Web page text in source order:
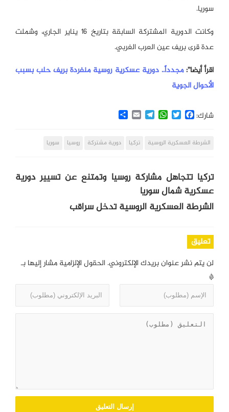
سوريا.
وكانت الدورية المشتركة السابقة بتاريخ 16 يناير الجاري، وشملت
عدة قرى بريف عين العرب الغربي.
اقرأ أيضا”:مجدداً.. دورية عسكرية روسية منفردة بريف حلب بسبب
الأحوال الجوية
شارك: Facebook
Twitter
WhatsApp
Telegram
Email
Share
الشرطة العسكرية الروسية تركيا دورية مشتركة روسيا سوريا
تركيا تتجاهل مشاركة روسيا وتمتنع عن تسيير دورية
عسكرية شمال سوريا
الشرطة العسكرية الروسية تدخل سراقب
تعليق
لن يتم نشر عنوان بريدك الإلكتروني. الحقول الإلزامية مشار إليها بـ
*